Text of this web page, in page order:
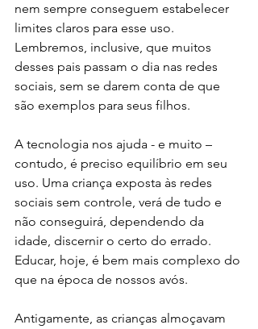
nem sempre conseguem estabelecer
limites claros para esse uso.
Lembremos, inclusive, que muitos
desses pais passam o dia nas redes
sociais, sem se darem conta de que
são exemplos para seus filhos.
A tecnologia nos ajuda - e muito –
contudo, é preciso equilíbrio em seu
uso. Uma criança exposta às redes
sociais sem controle, verá de tudo e
não conseguirá, dependendo da
idade, discernir o certo do errado.
Educar, hoje, é bem mais complexo do
que na época de nossos avós.
Antigamente, as crianças almoçavam